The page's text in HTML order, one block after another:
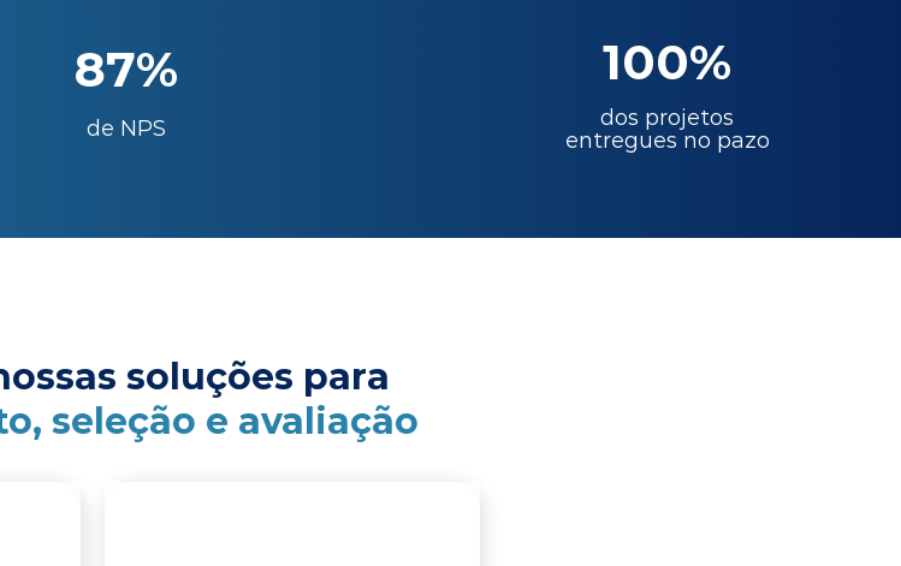
87%
de NPS
100%
dos projetos
entregues no pazo
soluções para
seleção e avaliação